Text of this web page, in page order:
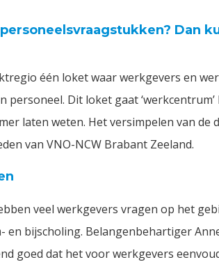
Dan
één loket waar werkgevers en
personeel. Dit loket gaat
laten weten. Het versimpelen van
van VNO-NCW Brabant Zeeland.
veel werkgevers vragen op het
en bijscholing. Belangenbehartiger
goed dat het voor werkgevers